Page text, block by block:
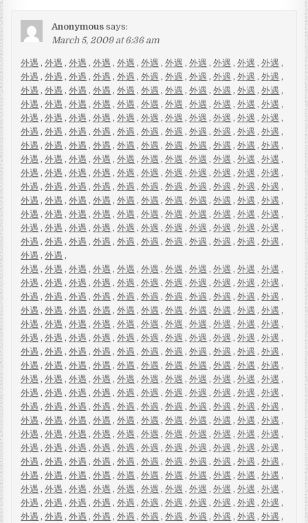
Anonymous says:
March 5, 2009 at 6:36 am
外遇 ,外遇 ,外遇 ,外遇 ,外遇 ,外遇 ,外遇 ,外遇 ,外遇 ,外遇 ,外遇 ,
外遇 ,外遇 ,外遇 ,外遇 ,外遇 ,外遇 ,外遇 ,外遇 ,外遇 ,外遇 ,外遇 ,
外遇 ,外遇 ,外遇 ,外遇 ,外遇 ,外遇 ,外遇 ,外遇 ,外遇 ,外遇 ,外遇 ,
外遇 ,外遇 ,外遇 ,外遇 ,外遇 ,外遇 ,外遇 ,外遇 ,外遇 ,外遇 ,外遇 ,
外遇 ,外遇 ,外遇 ,外遇 ,外遇 ,外遇 ,外遇 ,外遇 ,外遇 ,外遇 ,外遇 ,
外遇 ,外遇 ,外遇 ,外遇 ,外遇 ,外遇 ,外遇 ,外遇 ,外遇 ,外遇 ,外遇 ,
外遇 ,外遇 ,外遇 ,外遇 ,外遇 ,外遇 ,外遇 ,外遇 ,外遇 ,外遇 ,外遇 ,
外遇 ,外遇 ,外遇 ,外遇 ,外遇 ,外遇 ,外遇 ,外遇 ,外遇 ,外遇 ,外遇 ,
外遇 ,外遇 ,外遇 ,外遇 ,外遇 ,外遇 ,外遇 ,外遇 ,外遇 ,外遇 ,外遇 ,
外遇 ,外遇 ,外遇 ,外遇 ,外遇 ,外遇 ,外遇 ,外遇 ,外遇 ,外遇 ,外遇 ,
外遇 ,外遇 ,外遇 ,外遇 ,外遇 ,外遇 ,外遇 ,外遇 ,外遇 ,外遇 ,外遇 ,
外遇 ,外遇 ,外遇 ,外遇 ,外遇 ,外遇 ,外遇 ,外遇 ,外遇 ,外遇 ,外遇 ,
外遇 ,外遇 ,外遇 ,外遇 ,外遇 ,外遇 ,外遇 ,外遇 ,外遇 ,外遇 ,外遇 ,
外遇 ,外遇 ,外遇 ,外遇 ,外遇 ,外遇 ,外遇 ,外遇 ,外遇 ,外遇 ,外遇 ,
外遇 ,外遇 ,
外遇 ,外遇 ,外遇 ,外遇 ,外遇 ,外遇 ,外遇 ,外遇 ,外遇 ,外遇 ,外遇 ,
外遇 ,外遇 ,外遇 ,外遇 ,外遇 ,外遇 ,外遇 ,外遇 ,外遇 ,外遇 ,外遇 ,
外遇 ,外遇 ,外遇 ,外遇 ,外遇 ,外遇 ,外遇 ,外遇 ,外遇 ,外遇 ,外遇 ,
外遇 ,外遇 ,外遇 ,外遇 ,外遇 ,外遇 ,外遇 ,外遇 ,外遇 ,外遇 ,外遇 ,
外遇 ,外遇 ,外遇 ,外遇 ,外遇 ,外遇 ,外遇 ,外遇 ,外遇 ,外遇 ,外遇 ,
外遇 ,外遇 ,外遇 ,外遇 ,外遇 ,外遇 ,外遇 ,外遇 ,外遇 ,外遇 ,外遇 ,
外遇 ,外遇 ,外遇 ,外遇 ,外遇 ,外遇 ,外遇 ,外遇 ,外遇 ,外遇 ,外遇 ,
外遇 ,外遇 ,外遇 ,外遇 ,外遇 ,外遇 ,外遇 ,外遇 ,外遇 ,外遇 ,外遇 ,
外遇 ,外遇 ,外遇 ,外遇 ,外遇 ,外遇 ,外遇 ,外遇 ,外遇 ,外遇 ,外遇 ,
外遇 ,外遇 ,外遇 ,外遇 ,外遇 ,外遇 ,外遇 ,外遇 ,外遇 ,外遇 ,外遇 ,
外遇 ,外遇 ,外遇 ,外遇 ,外遇 ,外遇 ,外遇 ,外遇 ,外遇 ,外遇 ,外遇 ,
外遇 ,外遇 ,外遇 ,外遇 ,外遇 ,外遇 ,外遇 ,外遇 ,外遇 ,外遇 ,外遇 ,
外遇 ,外遇 ,外遇 ,外遇 ,外遇 ,外遇 ,外遇 ,外遇 ,外遇 ,外遇 ,外遇 ,
外遇 ,外遇 ,外遇 ,外遇 ,外遇 ,外遇 ,外遇 ,外遇 ,外遇 ,外遇 ,外遇 ,
外遇 ,外遇 ,外遇 ,外遇 ,外遇 ,外遇 ,外遇 ,外遇 ,外遇 ,外遇 ,外遇 ,
外遇 ,外遇 ,外遇 ,外遇 ,外遇 ,外遇 ,外遇 ,外遇 ,外遇 ,外遇 ,外遇 ,
外遇 ,外遇 ,外遇 ,外遇 ,外遇 ,外遇 ,外遇 ,外遇 ,外遇 ,外遇 ,外遇 ,
外遇 ,外遇 ,外遇 ,外遇 ,外遇 ,外遇 ,外遇 ,外遇 ,外遇 ,外遇 ,外遇 ,
外遇 ,外遇 ,外遇 ,外遇 ,外遇 ,外遇 ,外遇 ,外遇 ,外遇 ,外遇 ,外遇 ,